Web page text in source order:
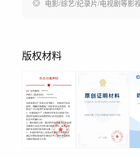
电影/综艺/纪录片/电视剧等影
版权材料